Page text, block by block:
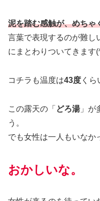
泥を踏む感触が、めちゃ
言葉で表現するのが難し
にまとわりついてきます
コチラも温度は43度 くら
この露天の「 どろ湯」が
う。
でも女性は一人もいなか
おかしいな。